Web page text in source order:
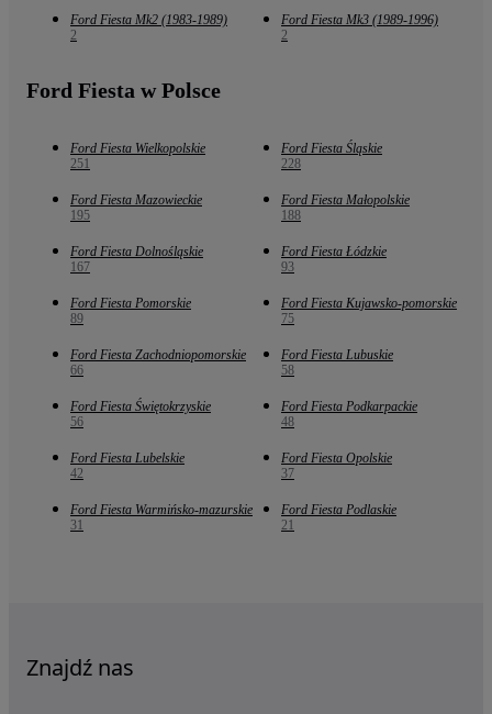
Ford Fiesta Mk2 (1983-1989)
2
Ford Fiesta Mk3 (1989-1996)
2
Ford Fiesta w Polsce
Ford Fiesta Wielkopolskie
251
Ford Fiesta Śląskie
228
Ford Fiesta Mazowieckie
195
Ford Fiesta Małopolskie
188
Ford Fiesta Dolnośląskie
167
Ford Fiesta Łódzkie
93
Ford Fiesta Pomorskie
89
Ford Fiesta Kujawsko-pomorskie
75
Ford Fiesta Zachodniopomorskie
66
Ford Fiesta Lubuskie
58
Ford Fiesta Świętokrzyskie
56
Ford Fiesta Podkarpackie
48
Ford Fiesta Lubelskie
42
Ford Fiesta Opolskie
37
Ford Fiesta Warmińsko-mazurskie
31
Ford Fiesta Podlaskie
21
Znajdź nas